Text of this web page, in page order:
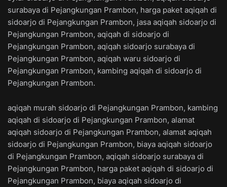
surabaya di Pejangkungan Prambon, harga paket aqiqah di
sidoarjo di Pejangkungan Prambon, jasa aqiqah sidoarjo di
Pejangkungan Prambon, aqiqah di sidoarjo di
Pejangkungan Prambon, aqiqah sidoarjo surabaya di
Pejangkungan Prambon, aqiqah waru sidoarjo di
Pejangkungan Prambon, kambing aqiqah di sidoarjo di
Pejangkungan Prambon.
aqiqah murah sidoarjo di Pejangkungan Prambon, kambing
aqiqah di sidoarjo di Pejangkungan Prambon, alamat
aqiqah sidoarjo di Pejangkungan Prambon, alamat aqiqah
sidoarjo di Pejangkungan Prambon, biaya aqiqah sidoarjo
di Pejangkungan Prambon, aqiqah sidoarjo surabaya di
Pejangkungan Prambon, harga paket aqiqah di sidoarjo di
Pejangkungan Prambon, biaya aqiqah sidoarjo di